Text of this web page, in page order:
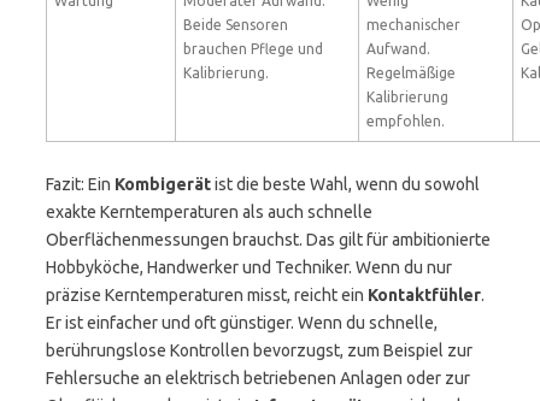
Beide Sensoren
brauchen Pflege und
Kalibrierung.
mechanischer
Aufwand.
Regelmäßige
Kalibrierung
empfohlen.
Fazit: Ein Kombigerätist die beste Wahl, wenn du sowohl
exakte Kerntemperaturen als auch schnelle
Oberflächenmessungen brauchst. Das gilt für ambitionierte
Hobbyköche, Handwerker und Techniker. Wenn du nur
präzise Kerntemperaturen misst, reicht ein Kontaktfühler.
Er ist einfacher und oft günstiger. Wenn du schnelle,
berührungslose Kontrollen bevorzugst, zum Beispiel zur
Fehlersuche an elektrisch betriebenen Anlagen oder zur